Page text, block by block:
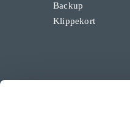
Backup
Klippekort